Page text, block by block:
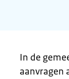
In de
aanvragen